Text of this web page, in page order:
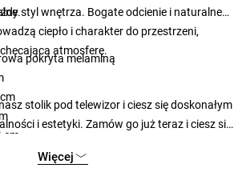
styl wnętrza. Bogate odcienie i naturalne
ciepło i charakter do przestrzeni,
atmosferę.
pokryta melaminą
cm
stolik pod telewizor i ciesz się doskonałym
i estetyki. Zamów go już teraz i ciesz się
Więcej